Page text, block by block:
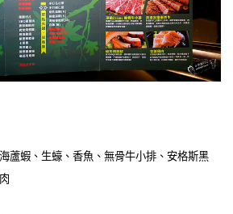
蘆蝦、生蠔、香魚、無骨牛小排、安格斯黑